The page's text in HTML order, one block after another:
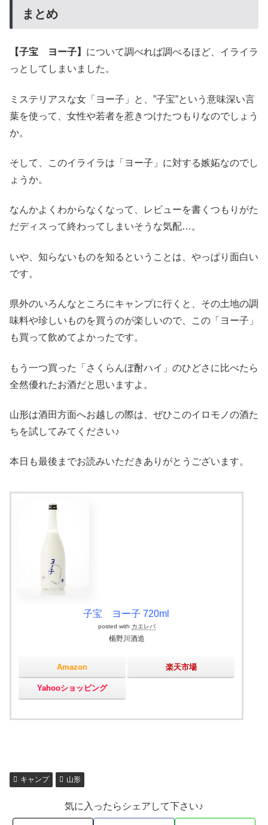
まとめ
【子宝 ヨー子】 について調べれば調べるほど、イライラ
っとしてしまいました。
ミステリアスな女「ヨー子」と、”子宝”という意味深い言
葉を使って、女性や若者を惹きつけたつもりなのでしょう
か。
そして、このイライラは「ヨー子」に対する嫉妬なのでし
ょうか。
なんかよくわからなくなって、レビューを書くつもりがた
だディスって終わってしまいそうな気配…。
いや、知らないものを知るということは、やっぱり面白い
です。
県外のいろんなところにキャンプに行くと、その土地の調
味料や珍しいものを買うのが楽しいので、この「ヨー子」
も買って飲めてよかったです。
もう一つ買った「さくらんぼ酎ハイ」のひどさに比べたら
全然優れたお酒だと思いますよ。
山形は酒田方面へお越しの際は、ぜひこのイロモノの酒た
ちを試してみてください♪
本日も最後までお読みいただきありがとうございます。
子宝 ヨー子 720ml
posted with カエレバ
楯野川酒造
Amazon 楽天市場
Yahooショッピング
キャンプ 山形
気に入ったらシェアして下さい♪